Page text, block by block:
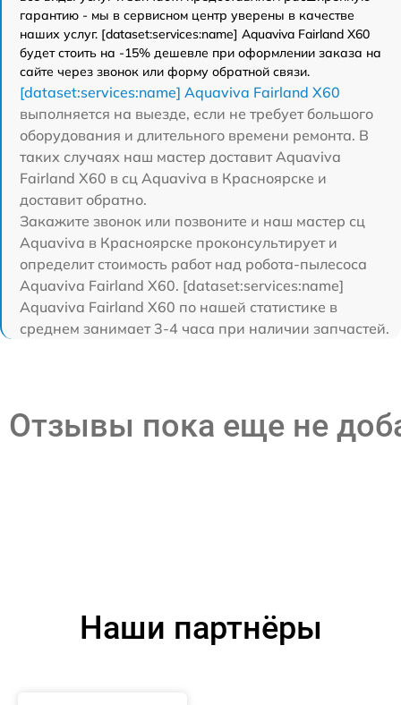
гарантию - мы в сервисном центр уверены в качестве
наших услуг. [dataset:services:name] Aquaviva Fairland X60
будет стоить на -15% дешевле при оформлении заказа на
сайте через звонок или форму обратной связи.
[dataset:services:name] Aquaviva Fairland X60
выполняется на выезде, если не требует большого
оборудования и длительного времени ремонта. В
таких случаях наш мастер доставит Aquaviva
Fairland X60 в сц Aquaviva в Красноярске и
доставит обратно.
Закажите звонок или позвоните и наш мастер сц
Aquaviva в Красноярске проконсультирует и
определит стоимость работ над робота-пылесоса
Aquaviva Fairland X60. [dataset:services:name]
Aquaviva Fairland X60 по нашей статистике в
среднем занимает 3-4 часа при наличии запчастей.
Отзывы пока еще не
Наши партнёры